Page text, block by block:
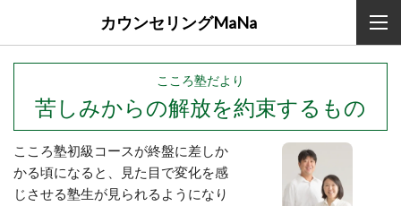
カウンセリングMaNa
こころ塾だより
苦しみからの解放を約束するもの
こころ塾初級コースが終盤に差しか
かる頃になると、見た目で変化を感
じさせる塾生が見られるようになり